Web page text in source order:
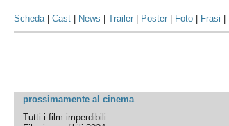
Scheda|Cast News |Trailer Poster Foto Frasi
prossimamente al cinema
Tutti i film imperdibili